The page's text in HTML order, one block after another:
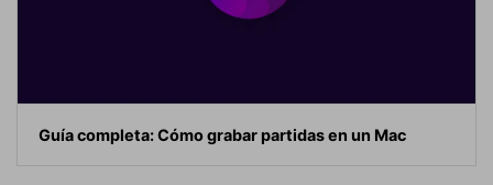
Guía completa: Cómo grabar partidas en un Mac